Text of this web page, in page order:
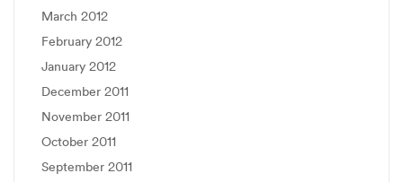
March 2012
February 2012
January 2012
December 2011
November 2011
October 2011
September 2011